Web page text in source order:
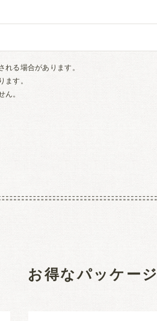
る場合があります。
す。
。
お得なパッケージ